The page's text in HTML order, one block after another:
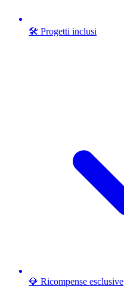
🛠️ Progetti inclusi
💎 Ricompense esclusive